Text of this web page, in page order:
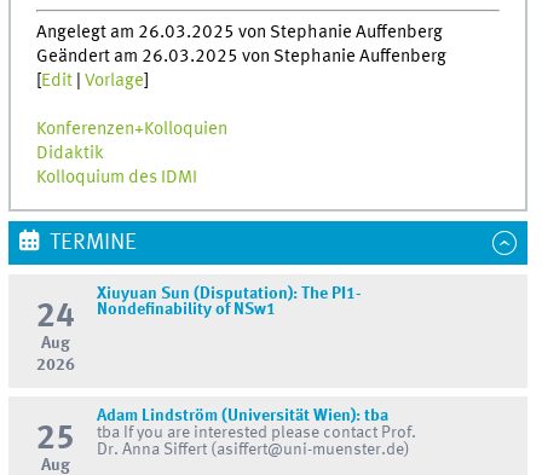
Angelegt am 26.03.2025 von Stephanie Auffenberg
Geändert am 26.03.2025 von Stephanie Auffenberg
Edit |Vorlage
Konferenzen+Kolloquien
Didaktik
Kolloquium des IDMI
TERMINE
24
Aug
2026
Xiuyuan Sun (Disputation): The PI1-
Nondefinability of NSw1
25
Aug
Adam Lindström (Universität Wien): tba
tba If you are interested please contact Prof.
Dr. Anna Siffert (asiffert@uni-muenster.de)